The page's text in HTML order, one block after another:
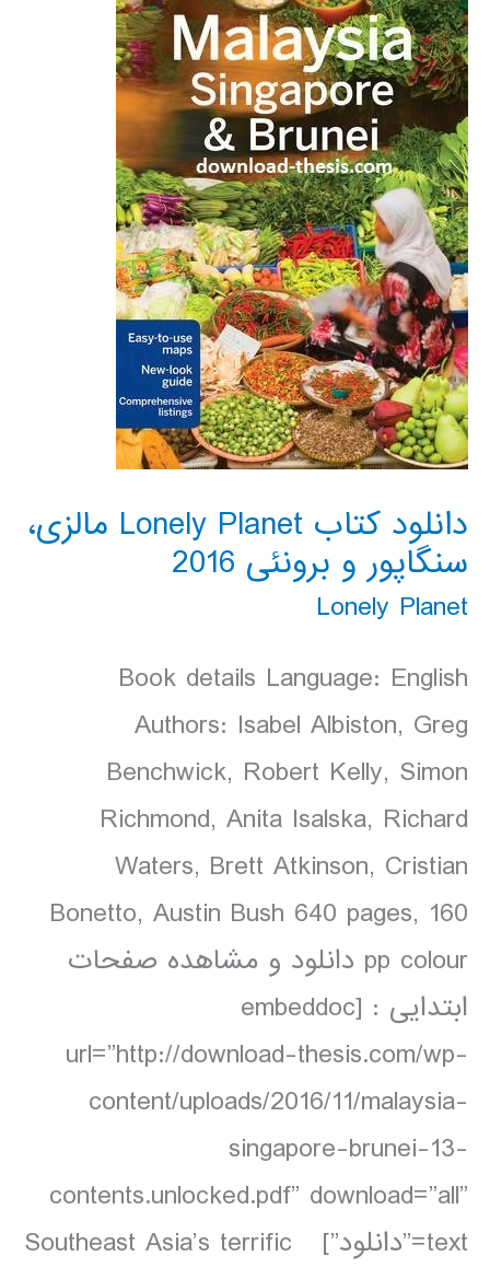
دانلود کتاب Lonely Planet مالزی،
سنگاپور و برونئی 2016
Lonely Planet
Book details Language: English
Authors: Isabel Albiston, Greg
Benchwick, Robert Kelly, Simon
Richmond, Anita Isalska, Richard
Waters, Brett Atkinson, Cristian
Bonetto, Austin Bush 640 pages, 160
pp colour دانلود و مشاهده صفحات
ابتدایی : [embeddoc
url=”http://download-thesis.com/wp-
content/uploads/2016/11/malaysia-
singapore-brunei-13-
contents.unlocked.pdf” download=”all”
text=”دانلود”] Southeast Asia’s terrific